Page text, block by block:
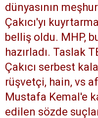
dünyasının
Çakıcı'yı
belliş oldu. MHP,
hazırladı. Taslak
Çakıcı serbest
rüşvetçi, hain, vs
Mustafa Kemal'e
edilen sözde